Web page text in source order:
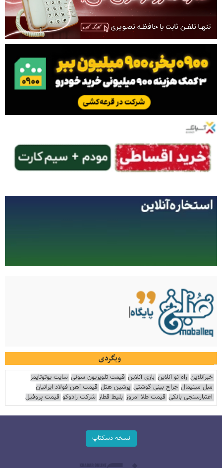
وبگردی
خبرآنلاین راه نو آنلاین بازی آنلاین قیمت تلویزیون سونی سایت یوتوتایمز
مبل مینیمال جراح بینی گوشتی پرشین هتل قیمت آهن فولاد ایرانیان
اعتبارسنجی بانکی قیمت طلا امروز بلیط قطار شرکت رادوکو قیمت پروفیل
نسخه دسکتاپ